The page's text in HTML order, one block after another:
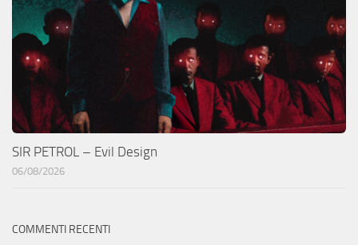
SIR PETROL – Evil Design
06/08/2026
COMMENTI RECENTI